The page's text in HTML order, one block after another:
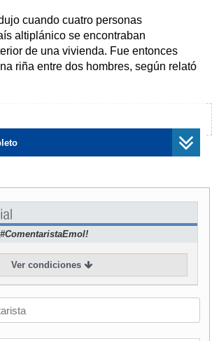
cuando cuatro personas
altiplánico se encontraban
de una vivienda. Fue entonces
riña entre dos hombres, según relató
le propina una herida cortopunzante a
salió desde el interior del hogar
señaló el uniformado.
en la zona del cuello y falleció
de la gravedad del corte. El agresor,
del lugar y ya es intensamente
policial.
#ComentaristaEmol!
Ver condiciones